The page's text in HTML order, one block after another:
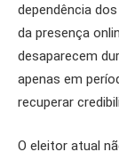
dependência
da presença
desaparecem
apenas em
recuperar
O eleitor atual